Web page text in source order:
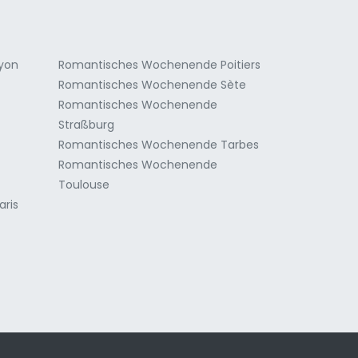
Romantisches Wochenende Poitiers
Romantisches Wochenende Sète
Romantisches Wochenende
Straßburg
Romantisches Wochenende Tarbes
Romantisches Wochenende
Toulouse